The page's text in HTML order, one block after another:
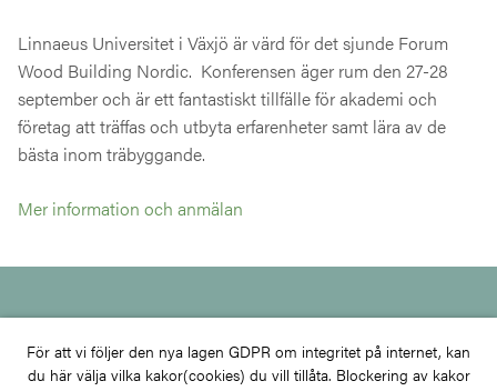
Linnaeus Universitet i Växjö är värd för det sjunde Forum
Wood Building Nordic. Konferensen äger rum den 27-28
september och är ett fantastiskt tillfälle för akademi och
företag att träffas och utbyta erfarenheter samt lära av de
bästa inom träbyggande.
Mer information och anmälan
Har du frågor eller vill du bli medlem?
För att vi följer den nya lagen GDPR om integritet på internet, kan
du här välja vilka kakor(cookies) du vill tillåta. Blockering av kakor